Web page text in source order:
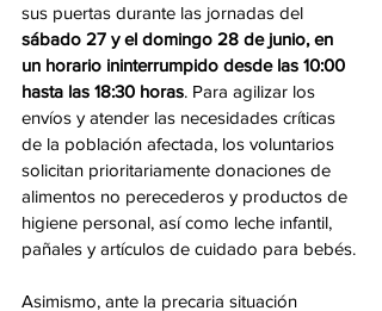
sus puertas durante las jornadas del
sábado 27 y el domingo 28 de junio, en
un horario ininterrumpido desde las 10:00
hasta las 18:30 horas. Para agilizar los
envíos y atender las necesidades críticas
de la población afectada, los voluntarios
solicitan prioritariamente donaciones de
alimentos no perecederos y productos de
higiene personal, así como leche infantil,
pañales y artículos de cuidado para bebés.
Asimismo, ante la precaria situación